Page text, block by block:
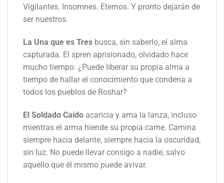
Vigilantes. Insomnes. Eternos. Y pronto dejarán de
ser nuestros.
La Una que es Tres busca, sin saberlo, el alma
capturada. El spren aprisionado, olvidado hace
mucho tiempo. ¿Puede liberar su propia alma a
tiempo de hallar el conocimiento que condena a
todos los pueblos de Roshar?
El Soldado Caído acaricia y ama la lanza, incluso
mientras el arma hiende su propia carne. Camina
siempre hacia delante, siempre hacia la oscuridad,
sin luz. No puede llevar consigo a nadie, salvo
aquello que él mismo puede avivar.